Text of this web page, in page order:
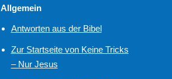
Allgemein
Antworten aus der Bibel
Zur Startseite von Keine Tricks
– Nur Jesus